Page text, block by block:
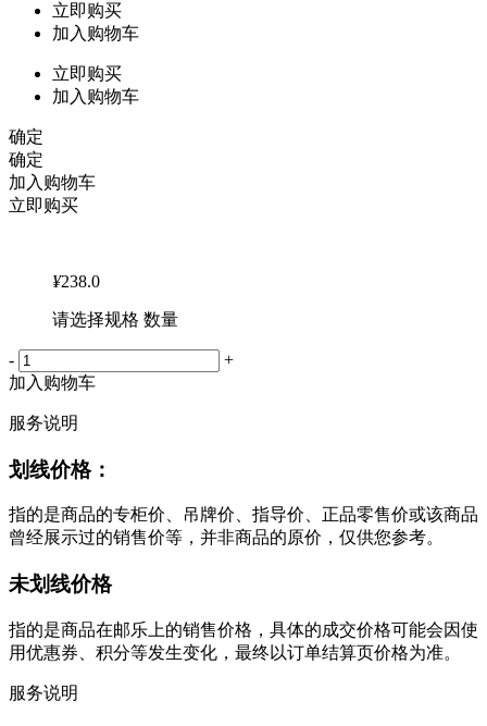
立即购买
加入购物车
立即购买
加入购物车
确定
确定
加入购物车
立即购买
¥238.0
请选择规格 数量
-
+
加入购物车
服务说明
划线价格：
指的是商品的专柜价、吊牌价、指导价、正品零售价或该商品
曾经展示过的销售价等，并非商品的原价，仅供您参考。
未划线价格
指的是商品在邮乐上的销售价格，具体的成交价格可能会因使
用优惠券、积分等发生变化，最终以订单结算页价格为准。
服务说明